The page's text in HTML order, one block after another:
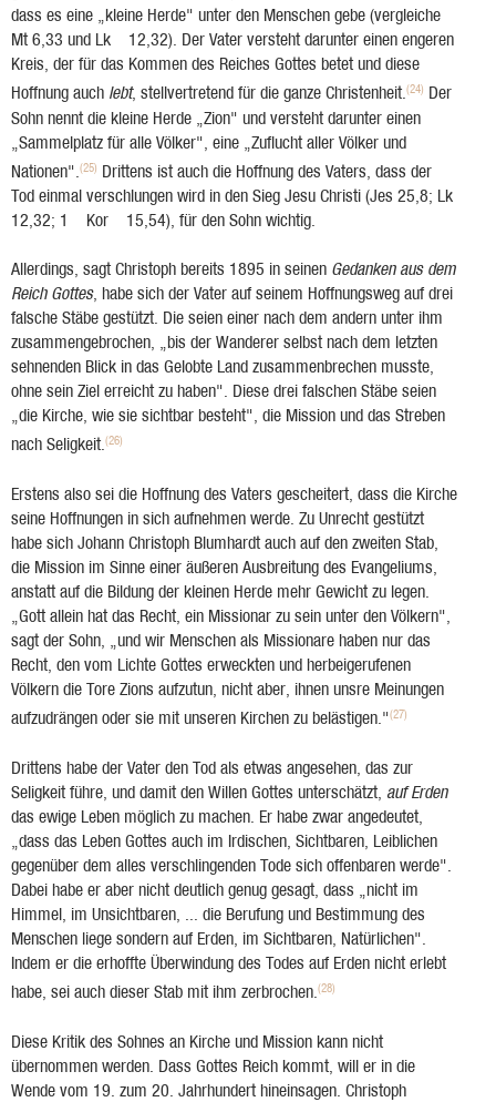
dass es eine „kleine Herde" unter den Menschen gebe (vergleiche
Mt 6,33 und Lk 12,32). Der Vater versteht darunter einen engeren
Kreis, der für das Kommen des Reiches Gottes betet und diese
Hoffnung auch lebt, stellvertretend für die ganze Christenheit.(24) Der
Sohn nennt die kleine Herde „Zion" und versteht darunter einen
„Sammelplatz für alle Völker", eine „Zuflucht aller Völker und
Nationen".(25) Drittens ist auch die Hoffnung des Vaters, dass der
Tod einmal verschlungen wird in den Sieg Jesu Christi (Jes 25,8; Lk
12,32; 1 Kor 15,54), für den Sohn wichtig.
Allerdings, sagt Christoph bereits 1895 in seinen Gedanken aus dem
Reich Gottes, habe sich der Vater auf seinem Hoffnungsweg auf drei
falsche Stäbe gestützt. Die seien einer nach dem andern unter ihm
zusammengebrochen, „bis der Wanderer selbst nach dem letzten
sehnenden Blick in das Gelobte Land zusammenbrechen musste,
ohne sein Ziel erreicht zu haben". Diese drei falschen Stäbe seien
„die Kirche, wie sie sichtbar besteht", die Mission und das Streben
nach Seligkeit.(26)
Erstens also sei die Hoffnung des Vaters gescheitert, dass die Kirche
seine Hoffnungen in sich aufnehmen werde. Zu Unrecht gestützt
habe sich Johann Christoph Blumhardt auch auf den zweiten Stab,
die Mission im Sinne einer äußeren Ausbreitung des Evangeliums,
anstatt auf die Bildung der kleinen Herde mehr Gewicht zu legen.
„Gott allein hat das Recht, ein Missionar zu sein unter den Völkern",
sagt der Sohn, „und wir Menschen als Missionare haben nur das
Recht, den vom Lichte Gottes erweckten und herbeigerufenen
Völkern die Tore Zions aufzutun, nicht aber, ihnen unsre Meinungen
aufzudrängen oder sie mit unseren Kirchen zu belästigen."(27)
Drittens habe der Vater den Tod als etwas angesehen, das zur
Seligkeit führe, und damit den Willen Gottes unterschätzt, auf Erden
das ewige Leben möglich zu machen. Er habe zwar angedeutet,
„dass das Leben Gottes auch im Irdischen, Sichtbaren, Leiblichen
gegenüber dem alles verschlingenden Tode sich offenbaren werde".
Dabei habe er aber nicht deutlich genug gesagt, dass „nicht im
Himmel, im Unsichtbaren, ... die Berufung und Bestimmung des
Menschen liege sondern auf Erden, im Sichtbaren, Natürlichen".
Indem er die erhoffte Überwindung des Todes auf Erden nicht erlebt
habe, sei auch dieser Stab mit ihm zerbrochen.(28)
Diese Kritik des Sohnes an Kirche und Mission kann nicht
übernommen werden. Dass Gottes Reich kommt, will er in die
Wende vom 19. zum 20. Jahrhundert hineinsagen. Christoph